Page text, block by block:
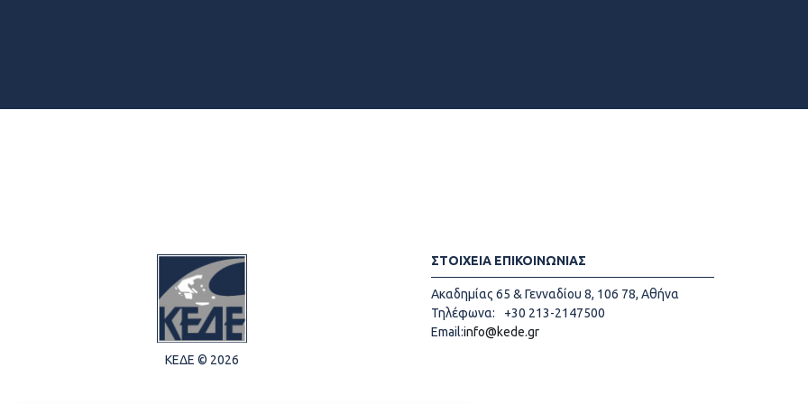
ΚΕΔΕ © 2026
ΣΤΟΙΧΕΙΑ ΕΠΙΚΟΙΝΩΝΙΑΣ
Ακαδημίας 65 & Γενναδίου 8, 106 78, Αθήνα
Τηλέφωνα:
+30 213-2147500
Email:info@kede.gr